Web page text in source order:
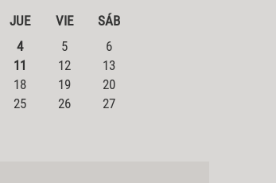
JUE VIE
SÁB
4 5
6
11 12
13
18 19
20
25 26
27